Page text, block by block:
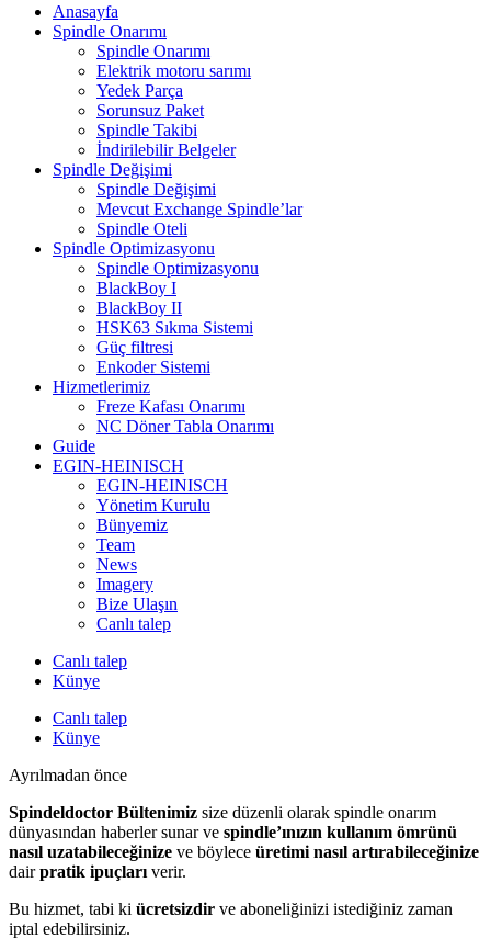
Anasayfa
Spindle Onarımı
Spindle Onarımı
Elektrik motoru sarımı
Yedek Parça
Sorunsuz Paket
Spindle Takibi
İndirilebilir Belgeler
Spindle Değişimi
Spindle Değişimi
Mevcut Exchange Spindle’lar
Spindle Oteli
Spindle Optimizasyonu
Spindle Optimizasyonu
BlackBoy I
BlackBoy II
HSK63 Sıkma Sistemi
Güç filtresi
Enkoder Sistemi
Hizmetlerimiz
Freze Kafası Onarımı
NC Döner Tabla Onarımı
Guide
EGIN-HEINISCH
EGIN-HEINISCH
Yönetim Kurulu
Bünyemiz
Team
News
Imagery
Bize Ulaşın
Canlı talep
Canlı talep
Künye
Canlı talep
Künye
Ayrılmadan önce
Spindeldoctor Bültenimiz size düzenli olarak spindle onarım
dünyasından haberler sunar ve spindle’ınızın kullanım ömrünü
nasıl uzatabileceğinize ve böylece üretimi nasıl artırabileceğinize
dairpratik ipuçları verir.
Bu hizmet, tabi ki ücretsizdir ve aboneliğinizi istediğiniz zaman
iptal edebilirsiniz.